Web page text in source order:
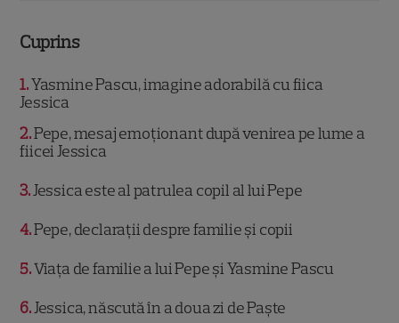
Cuprins
1 Yasmine Pascu, imagine adorabilă cu fiica
Jessica
2 Pepe, mesaj emoționant după venirea pe lume a
fiicei Jessica
3 Jessica este al patrulea copil al lui Pepe
4 Pepe, declarații despre familie și copii
5 Viața de familie a lui Pepe și Yasmine Pascu
6 Jessica, născută în a doua zi de Paște